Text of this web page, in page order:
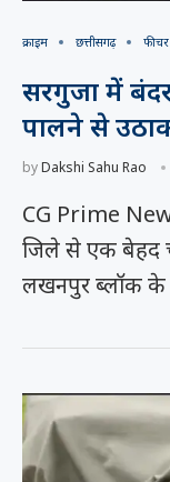
क्राइम छत्तीसगढ़ फीचर
सरगुजा में
पालने से
byDakshi Sahu Rao
CG Prime
जिले से एक बेहद
लखनपुर ब्लॉक के